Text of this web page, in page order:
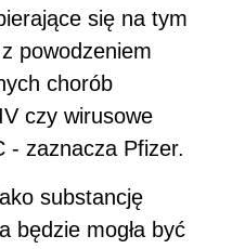
się na tym
powodzeniem
chorób
czy wirusowe
- zaznacza Pfizer.
substancję
będzie mogła być